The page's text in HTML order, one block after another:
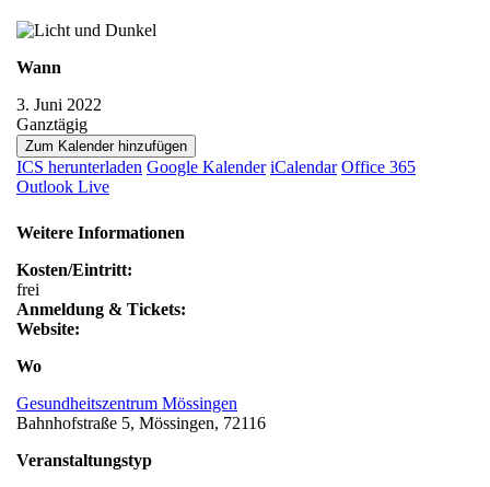
Wann
3. Juni 2022
Ganztägig
Zum Kalender hinzufügen
ICS herunterladen Google Kalender iCalendar Office 365
Outlook Live
Weitere Informationen
Kosten/Eintritt:
frei
Anmeldung & Tickets:
Website:
Wo
Gesundheitszentrum Mössingen
Bahnhofstraße 5, Mössingen, 72116
Veranstaltungstyp